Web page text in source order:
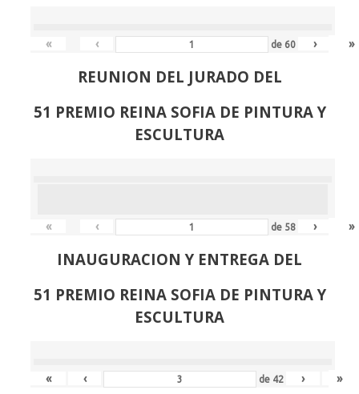
« ‹ de 60 › »
REUNION DEL JURADO DEL
51 PREMIO REINA SOFIA DE PINTURA Y
ESCULTURA
« ‹ de 58 › »
INAUGURACION Y ENTREGA DEL
51 PREMIO REINA SOFIA DE PINTURA Y
ESCULTURA
« ‹ de 42 › »